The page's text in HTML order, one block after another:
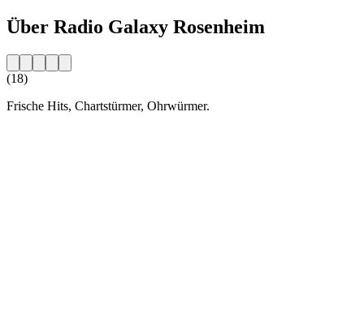
Über Radio Galaxy Rosenheim
(18)
Frische Hits, Chartstürmer, Ohrwürmer.